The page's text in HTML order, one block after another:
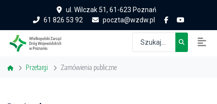
ul. Wilczak 51, 61-623 Poznań
61 826 53 92
poczta@wzdw.pl
Przetargi Zamówienia publiczne